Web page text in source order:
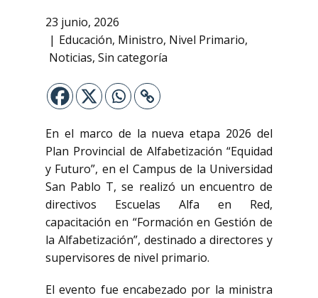
23 junio, 2026
Educación, Ministro, Nivel Primario,
Noticias, Sin categoría
En el marco de la nueva etapa 2026 del
Plan Provincial de Alfabetización “Equidad
y Futuro”, en el Campus de la Universidad
San Pablo T, se realizó un encuentro de
directivos Escuelas Alfa en Red,
capacitación en “Formación en Gestión de
la Alfabetización”, destinado a directores y
supervisores de nivel primario.
El evento fue encabezado por la ministra